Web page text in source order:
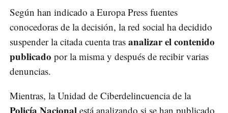
Según han indicado a Europa Press fuentes
conocedoras de la decisión, la red social ha decidido
suspender la citada cuenta tras analizar el contenido
publicado por la misma y después de recibir varias
denuncias.
Mientras, la Unidad de Ciberdelincuencia de la
está analizando si se han publicado